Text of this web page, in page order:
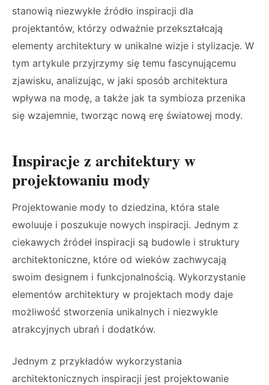
stanowią niezwykłe źródło inspiracji dla
projektantów, którzy odważnie przekształcają
elementy architektury w unikalne wizje i stylizacje. W
tym artykule przyjrzymy się temu fascynującemu
zjawisku, analizując, w jaki sposób architektura
wpływa na modę, a także jak ta symbioza przenika
się wzajemnie, tworząc nową erę światowej mody.
Inspiracje z architektury w
projektowaniu mody
Projektowanie mody to dziedzina, która stale
ewoluuje i poszukuje nowych inspiracji. Jednym z
ciekawych źródeł inspiracji są budowle i struktury
architektoniczne, które od wieków zachwycają
swoim designem i funkcjonalnością. Wykorzystanie
elementów architektury w projektach mody daje
możliwość stworzenia unikalnych i niezwykle
atrakcyjnych ubrań i dodatków.
Jednym z przykładów wykorzystania
architektonicznych inspiracji jest projektowanie